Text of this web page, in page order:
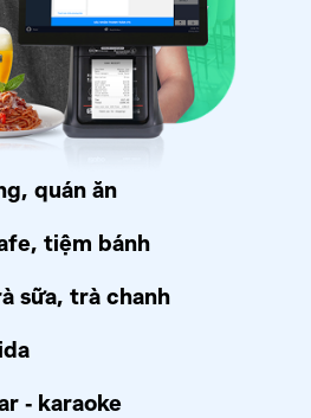
quán ăn
tiệm bánh
sữa, trà chanh
- karaoke